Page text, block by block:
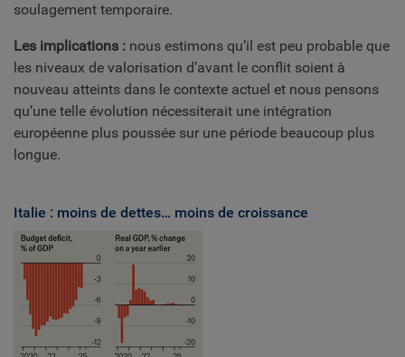
soulagement temporaire.
Les implications : nous estimons qu’il est peu probable que
les niveaux de valorisation d’avant le conflit soient à
nouveau atteints dans le contexte actuel et nous pensons
qu’une telle évolution nécessiterait une intégration
européenne plus poussée sur une période beaucoup plus
longue.
Italie : moins de dettes… moins de croissance